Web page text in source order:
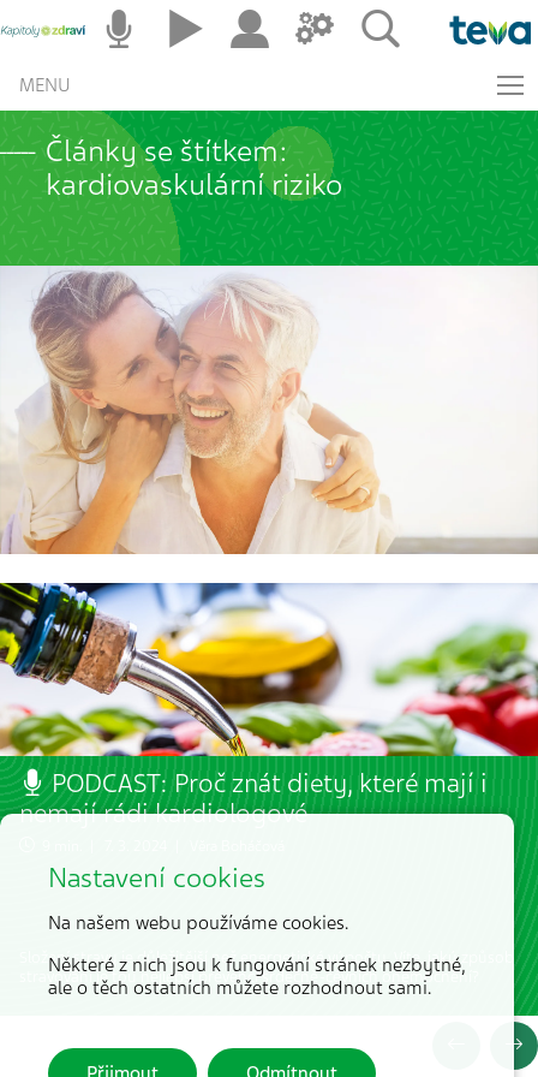
MENU
Články se štítkem:
kardiovaskulární riziko
PODCAST: Proč znát diety, které mají i
nemají rádi kardiologové
Složení stravy je důležitější než energetické výpočty. Víte, jaký způsob
stravování je tou nejlepší prevencí srdečně-cévních onemocnění?
Nastavení cookies
Na našem webu používáme cookies.
Některé z nich jsou k fungování stránek nezbytné,
ale o těch ostatních můžete rozhodnout sami.